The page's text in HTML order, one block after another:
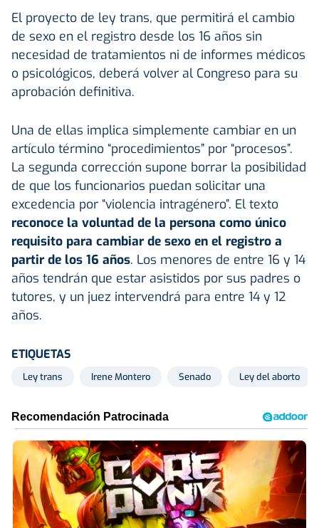
El proyecto de ley trans, que permitirá el cambio
de sexo en el registro desde los 16 años sin
necesidad de tratamientos ni de informes médicos
o psicológicos, deberá volver al Congreso para su
aprobación definitiva.
Una de ellas implica simplemente cambiar en un
artículo término “procedimientos” por “procesos”.
La segunda corrección supone borrar la posibilidad
de que los funcionarios puedan solicitar una
excedencia por “violencia intragénero”. El texto
reconoce la voluntad de la persona como único
requisito para cambiar de sexo en el registro a
partir de los 16 años. Los menores de entre 16 y 14
años tendrán que estar asistidos por sus padres o
tutores, y un juez intervendrá para entre 14 y 12
años.
ETIQUETAS
Ley trans Irene Montero Senado Ley del aborto